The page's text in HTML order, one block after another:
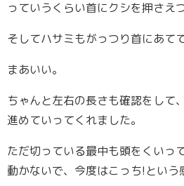
っていうくらい首にクシを押さえ
そしてハサミもがっつり首にあて
まあいい。
ちゃんと左右の長さも確認をして
進めていってくれました。
ただ切っている最中も頭をくいっ
動かないで、今度はこっち!という